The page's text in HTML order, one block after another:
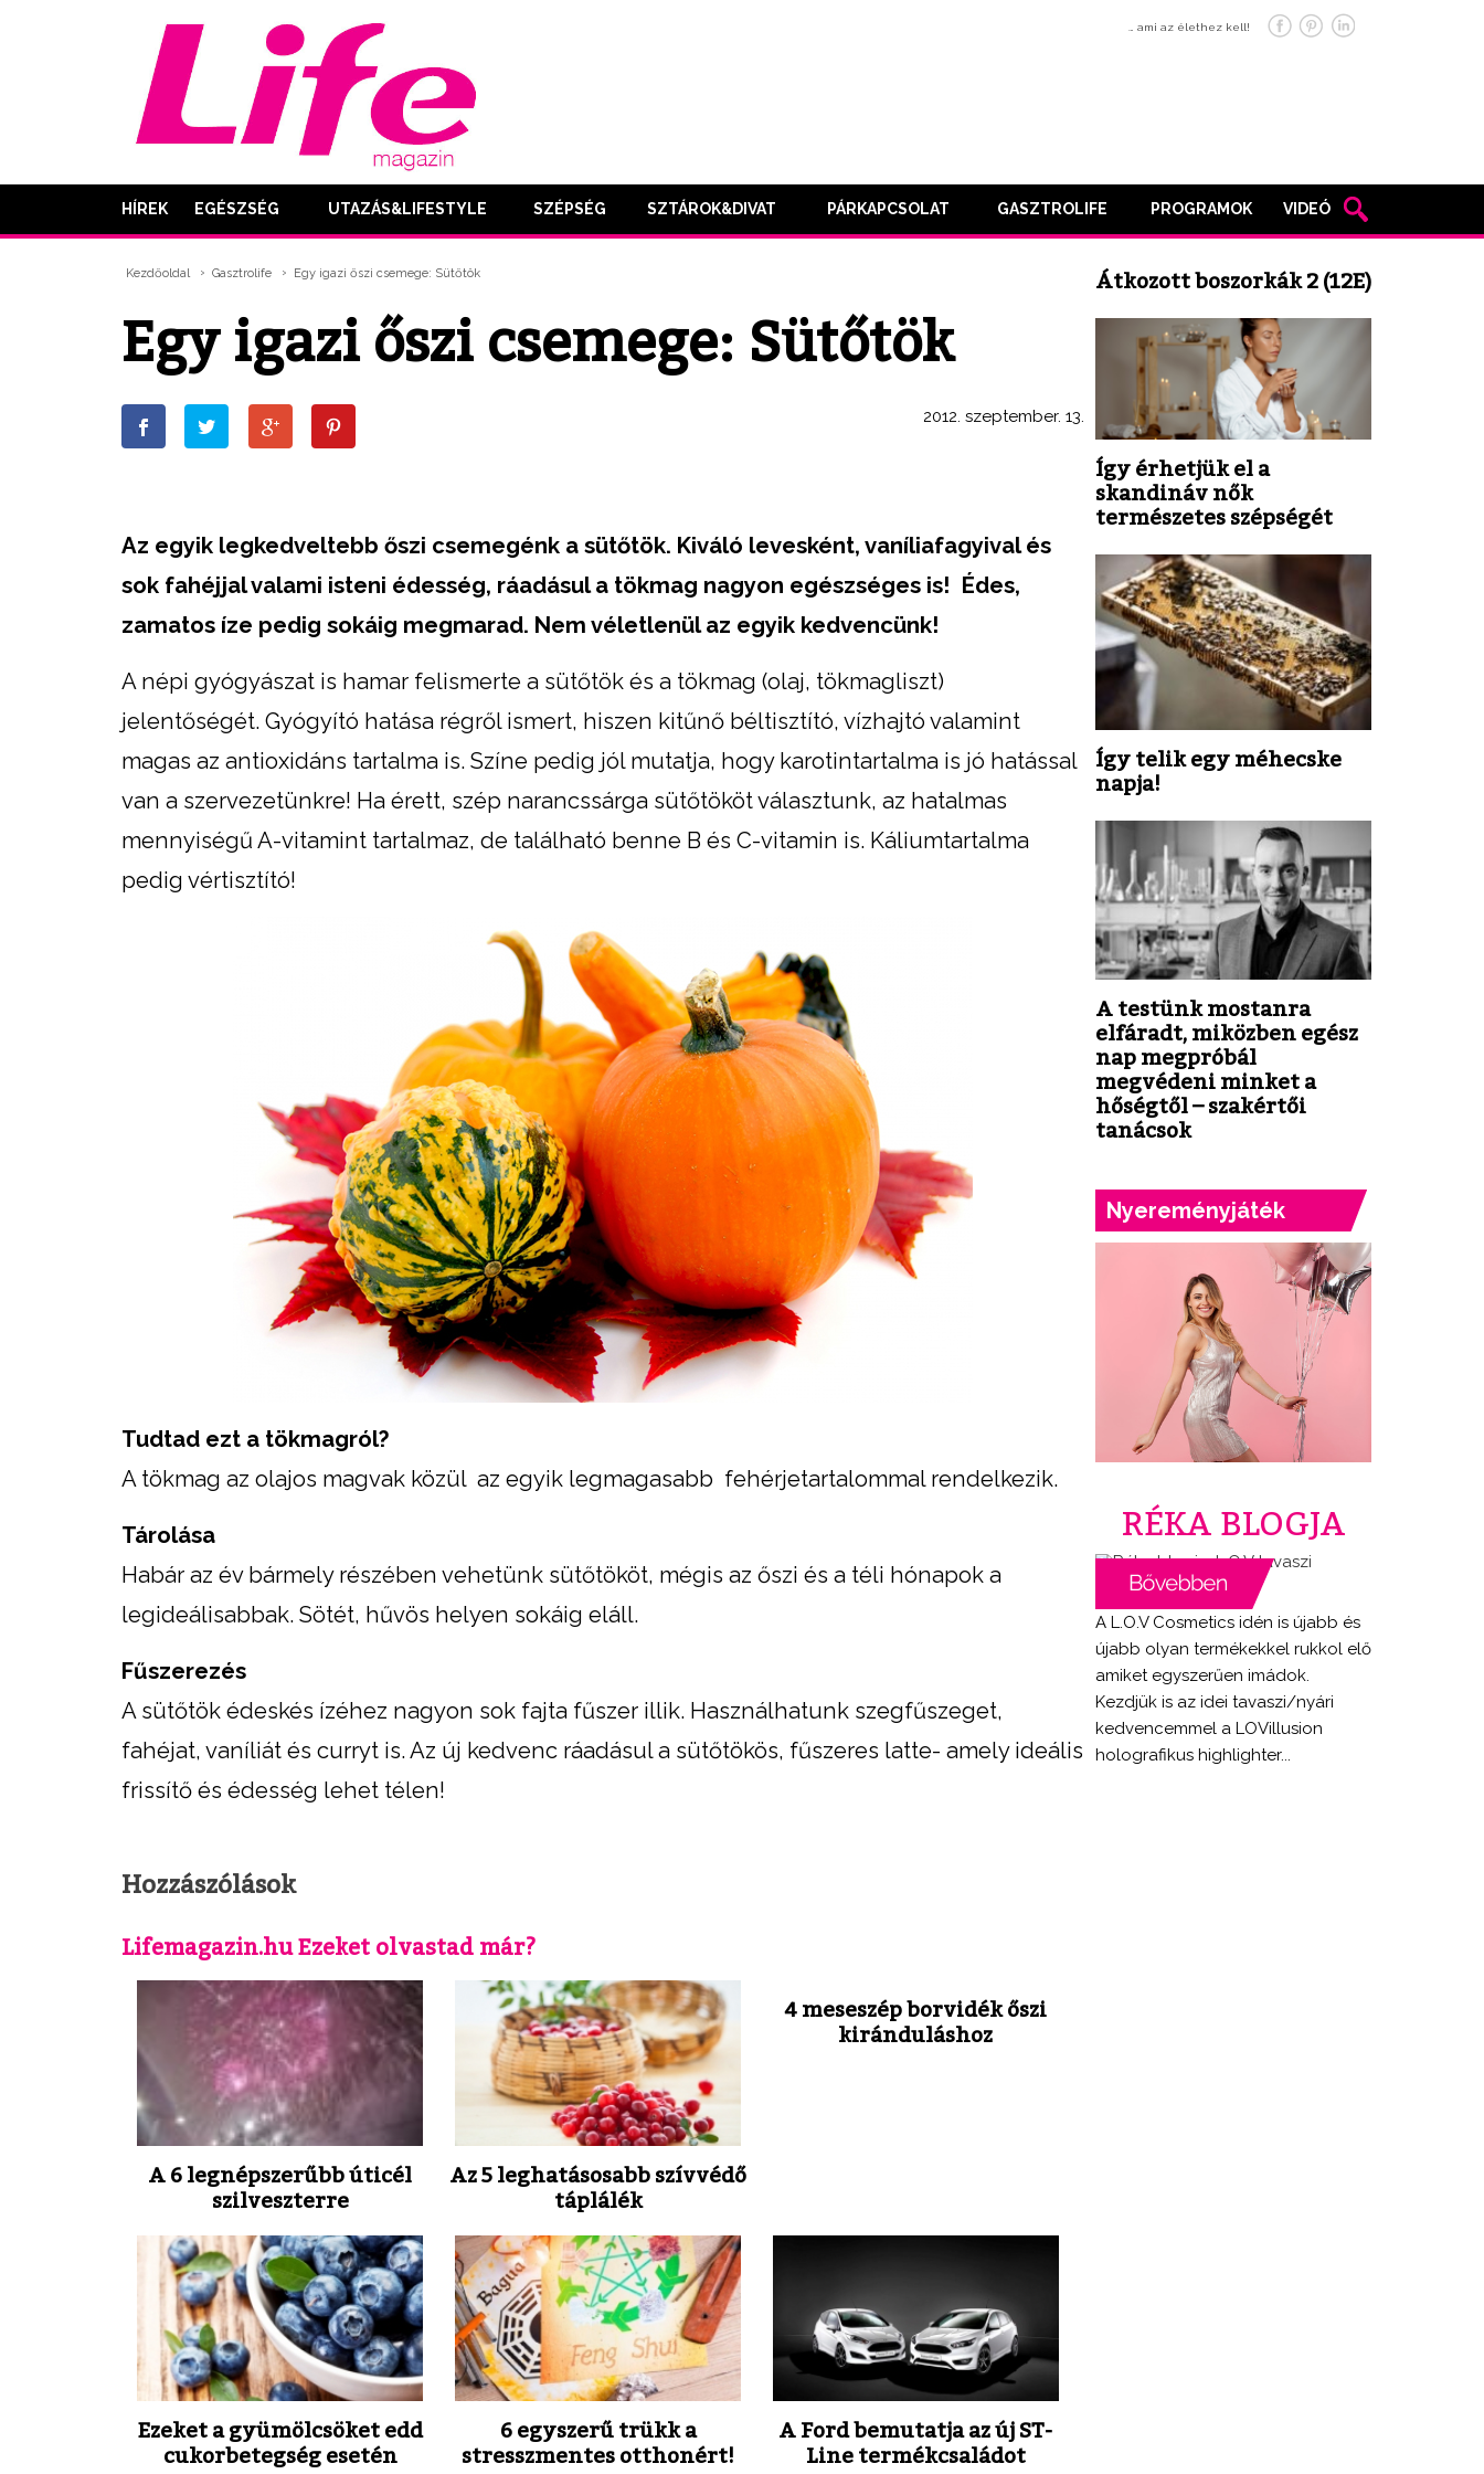
… ami az élethez kell!
HÍREK EGÉSZSÉG UTAZÁS&LIFESTYLE SZÉPSÉG SZTÁROK&DIVAT PÁRKAPCSOLAT GASZTROLIFE PROGRAMOK VIDEÓ
Kezdőoldal Gasztrolife Egy igazi őszi csemege: Sütőtök
Egy igazi őszi csemege: Sütőtök
2012. szeptember. 13.
Az egyik legkedveltebb őszi csemegénk a sütőtök. Kiváló levesként, vaníliafagyival és
sok fahéjjal valami isteni édesség, ráadásul a tökmag nagyon egészséges is! Édes,
zamatos íze pedig sokáig megmarad. Nem véletlenül az egyik kedvencünk!
A népi gyógyászat is hamar felismerte a sütőtök és a tökmag (olaj, tökmagliszt)
jelentőségét. Gyógyító hatása régről ismert, hiszen kitűnő béltisztító, vízhajtó valamint
magas az antioxidáns tartalma is. Színe pedig jól mutatja, hogy karotintartalma is jó hatással
van a szervezetünkre! Ha érett, szép narancssárga sütőtököt választunk, az hatalmas
mennyiségű A-vitamint tartalmaz, de található benne B és C-vitamin is. Káliumtartalma
pedig vértisztító!
Tudtad ezt a tökmagról?
A tökmag az olajos magvak közül az egyik legmagasabb fehérjetartalommal rendelkezik.
Tárolása
Habár az év bármely részében vehetünk sütőtököt, mégis az őszi és a téli hónapok a
legideálisabbak. Sötét, hűvös helyen sokáig eláll.
Fűszerezés
A sütőtök édeskés ízéhez nagyon sok fajta fűszer illik. Használhatunk szegfűszeget,
fahéjat, vaníliát és curryt is. Az új kedvenc ráadásul a sütőtökös, fűszeres latte- amely ideális
frissítő és édesség lehet télen!
Hozzászólások
Lifemagazin.hu Ezeket olvastad már?
A 6 legnépszerűbb úticél
szilveszterre
Az 5 leghatásosabb szívvédő
táplálék
4 meseszép borvidék őszi
kiránduláshoz
Ezeket a gyümölcsöket edd
cukorbetegség esetén
6 egyszerű trükk a
stresszmentes otthonért!
A Ford bemutatja az új ST-
Line termékcsaládot
Átkozott boszorkák 2 (12E)
Így érhetjük el a
skandináv nők
természetes szépségét
Így telik egy méhecske
napja!
A testünk mostanra
elfáradt, miközben egész
nap megpróbál
megvédeni minket a
hőségtől – szakértői
tanácsok
Nyereményjáték
RÉKA BLOGJA
A L.O.V Cosmetics idén is újabb és
újabb olyan termékekkel rukkol elő
amiket egyszerűen imádok.
Kezdjük is az idei tavaszi/nyári
kedvencemmel a LOVillusion
holografikus highlighter...